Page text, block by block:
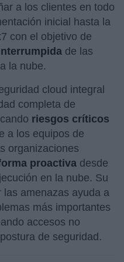
a los clientes en todo
inicial hasta la
con el objetivo de
de las
la nube.
cloud integral
completa de
riesgos críticos
a los equipos de
organizaciones
proactiva desde
en la nube. Su
amenazas ayuda a
más importantes
accesos no
de seguridad.